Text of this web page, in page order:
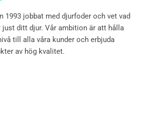
1993 jobbat med djurfoder och vet vad
ditt djur. Vår ambition är att hålla
till alla våra kunder och erbjuda
av hög kvalitet.